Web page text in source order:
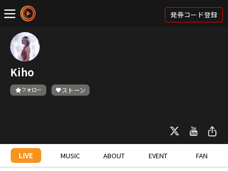
発券コード登録
Kiho
フォロー ストーン
LIVE MUSIC ABOUT EVENT FAN